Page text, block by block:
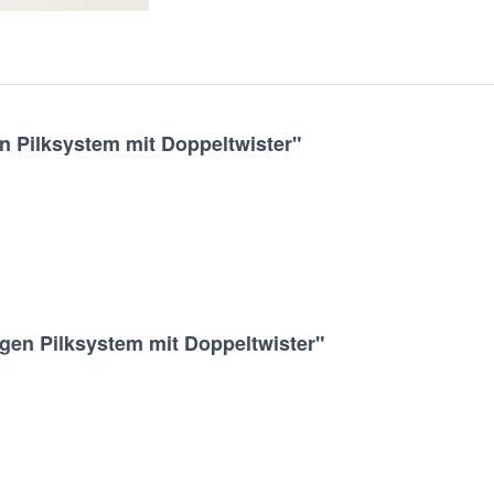
Pilksystem mit Doppeltwister"
Pilksystem mit Doppeltwister"